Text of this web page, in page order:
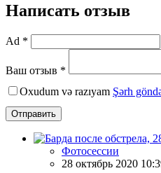
Написать отзыв
Ad *
Ваш отзыв *
Oxudum və razıyam Şərh
Отправить
Фотосессии
28 октябрь 2020